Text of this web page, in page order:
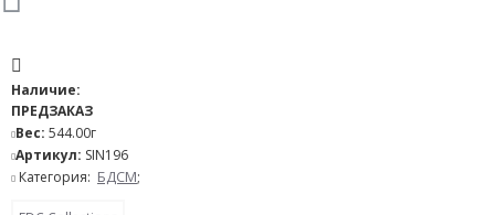
Наличие:
ПРЕДЗАКАЗ
Вес: 544.00г
Артикул: SIN196
Категория: БДСМ;